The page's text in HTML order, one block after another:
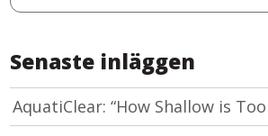
Senaste inläggen
AquatiClear: “How Shallow is Too